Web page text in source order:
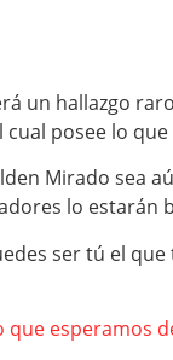
un hallazgo
posee lo
Mirado sea
lo estarán
ser tú el
que esperamos